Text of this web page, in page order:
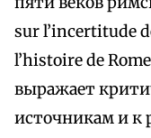
sur l’incertitude
l’histoire de
выражает
источникам и к